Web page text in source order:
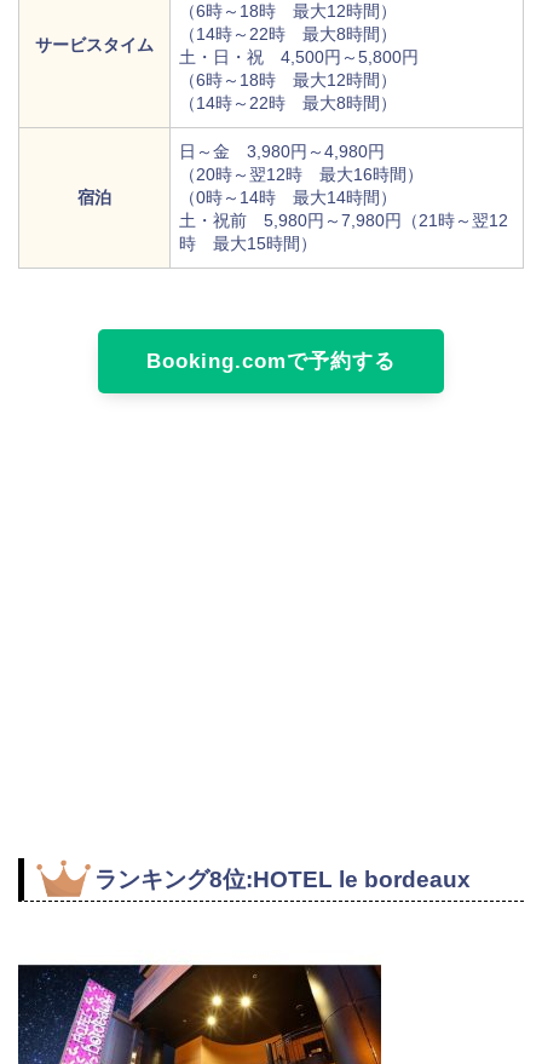
サービスタイム
（6時～18時 最大12時間）
（14時～22時 最大8時間）
土・日・祝 4,500円～5,800円
（6時～18時 最大12時間）
（14時～22時 最大8時間）
宿泊
日～金 3,980円～4,980円
（20時～翌12時 最大16時間）
（0時～14時 最大14時間）
土・祝前 5,980円～7,980円（21時～翌12
時 最大15時間）
Booking.comで予約する
ランキング8位:HOTEL le bordeaux